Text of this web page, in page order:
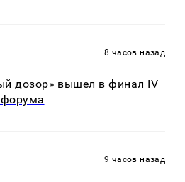
8 часов назад
дозор» вышел в финал IV
9 часов назад